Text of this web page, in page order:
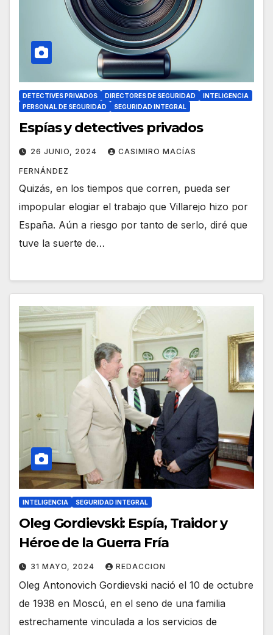
DETECTIVES PRIVADOS DIRECTORES DE SEGURIDAD
INTELIGENCIA
PERSONAL DE SEGURIDAD
SEGURIDAD INTEGRAL
Espías y detectives privados
26 JUNIO, 2024 CASIMIRO MACÍAS
FERNÁNDEZ
Quizás, en los tiempos que corren, pueda ser
impopular elogiar el trabajo que Villarejo hizo por
España. Aún a riesgo por tanto de serlo, diré que
tuve la suerte de…
INTELIGENCIA SEGURIDAD INTEGRAL
Oleg Gordievski: Espía, Traidor y
Héroe de la Guerra Fría
31 MAYO, 2024 REDACCION
Oleg Antonovich Gordievski nació el 10 de octubre
de 1938 en Moscú, en el seno de una familia
estrechamente vinculada a los servicios de